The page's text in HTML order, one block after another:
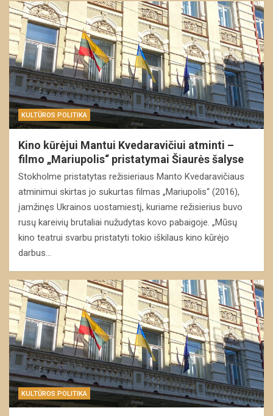
KULTŪROS POLITIKA
Kino kūrėjui Mantui Kvedaravičiui atminti –
filmo „Mariupolis“ pristatymai Šiaurės šalyse
Stokholme pristatytas režisieriaus Manto Kvedaravičiaus
atminimui skirtas jo sukurtas filmas „Mariupolis“ (2016),
įamžinęs Ukrainos uostamiestį, kuriame režisierius buvo
rusų kareivių brutaliai nužudytas kovo pabaigoje. „Mūsų
kino teatrui svarbu pristatyti tokio iškilaus kino kūrėjo
darbus…
KULTŪROS POLITIKA